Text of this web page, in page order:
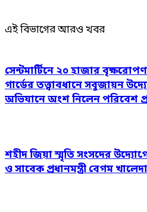
এই বিভাগের আরও খবর
সেন্টমার্টিনে ২০ হাজার
গার্ডের তত্ত্বাবধানে সবুজায়ন
অভিযানে অংশ নিলেন পরিবেশ
শহীদ জিয়া স্মৃতি সংসদের
ও সাবেক প্রধানমন্ত্রী বেগম